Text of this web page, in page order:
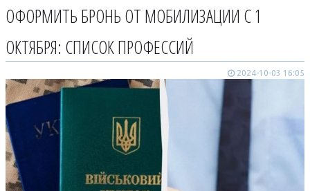
ОФОРМИТЬ БРОНЬ ОТ МОБИЛИЗАЦИИ С 1
ОКТЯБРЯ: СПИСОК ПРОФЕССИЙ
2024-10-03 16:05